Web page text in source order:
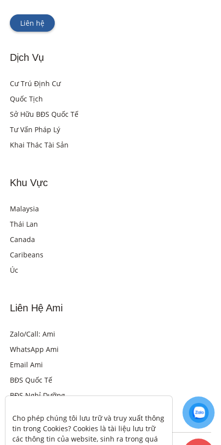
Liên hệ
Dịch Vụ
Cư Trú Định Cư
Quốc Tịch
Sở Hữu BĐS Quốc Tế
Tư Vấn Pháp Lý
Khai Thác Tài Sản
Khu Vực
Malaysia
Thái Lan
Canada
Caribeans
Úc
Liên Hệ Ami
Zalo/Call: Ami
WhatsApp Ami
Email Ami
BĐS Quốc Tế
BĐS Nghỉ Dưỡng
Cho phép chúng tôi lưu trữ và truy xuất thông
tin trong Cookies? Cookies là tài liệu lưu trữ
các thông tin của website, sinh ra trong quá